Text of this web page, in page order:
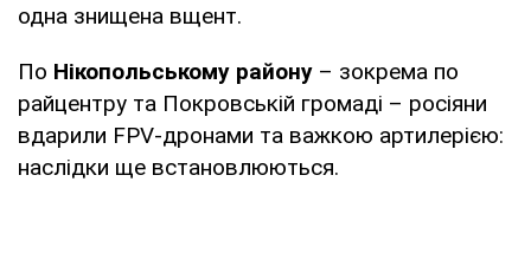
одна знищена вщент.
По Нікопольському району – зокрема по
райцентру та Покровській громаді – росіяни
вдарили FPV-дронами та важкою артилерією:
наслідки ще встановлюються.